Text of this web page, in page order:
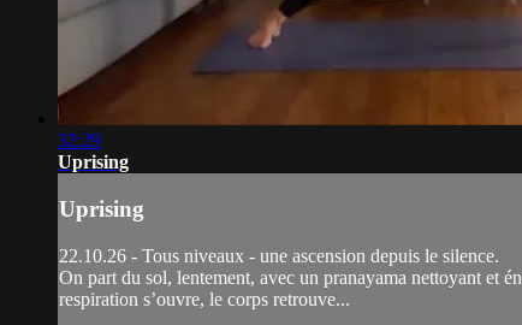
32:29
Uprising
Uprising
22.10.26 - Tous niveaux - une ascension depuis le silence.
On part du sol, lentement, avec un pranayama nettoyant et
respiration s’ouvre, le corps retrouve...